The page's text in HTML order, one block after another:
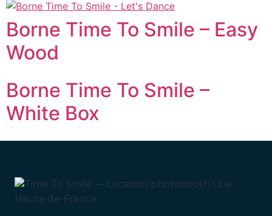
Borne Time To Smile – Easy
Wood
Borne Time To Smile –
White Box